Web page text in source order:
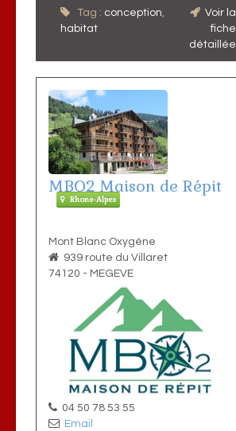
Tag : conception
habitat
Voir la
fiche
détaillée
MBO2 Maison de Répit
Rhone-Alpes
Mont Blanc Oxygène
939 route du Villaret
74120 - MEGEVE
04 50 78 53 55
Email